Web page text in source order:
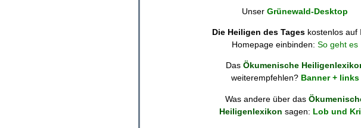
Unser Grünewald-Desktop
Die Heiligen des Tages kostenlos auf
Homepage einbinden: So geht es
Das Ökumenische
weiterempfehlen? Banner + links
Was andere über das
Heiligenlexikon sagen: Lob und